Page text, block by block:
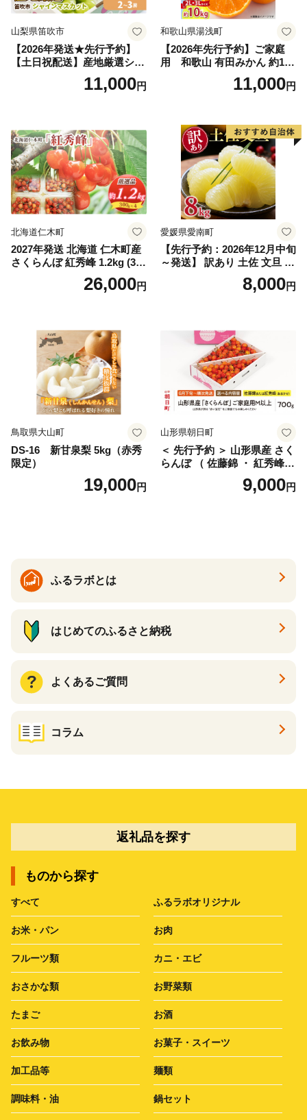
山梨県笛吹市
【2026年発送★先行予約】
【土日祝配送】産地厳選シャ
インマスカット1.2kg～1.3kg
（2房～3房）※沖縄・離島配
笛吹市 山梨県 フルーツ 果物
ぶどう 葡萄 大粒 シャインマ
スカット おすすめ シャイン
マスカット 贈答 ギフト 産地
笛吹市 シャインマスカット
笛吹 葡萄 国産 ぶどう 人気
国産 1.2kg 先行｜
11,000円
和歌山県湯浅町
【2026年先行予約】ご家庭
用 和歌山 有田みかん 約10k
g (2L、3Lサイズ)【湯浅町】
11,000円
北海道仁木町
2027年発送 北海道 仁木町産
さくらんぼ 紅秀峰 1.2kg (300
g×4パック) Lサイズ以上 旬
桜桃 産地直送 サクランボ チ
26,000円
愛媛県愛南町
【先行予約：2026年12月中旬
～発送】 訳あり 土佐 文旦 8k
g (Mサイズ以上サイズミック
ス) 8000円 わけあり ぶんた
産 農家直送 期間限定 特産品
サイズミックス くらもとフ
ァーム 愛南町 愛媛県
8,000円
鳥取県大山町
DS-16 新甘泉梨 5kg（赤秀
限定）
19,000円
山形県朝日町
＜ 先行予約 ＞ 山形県産 さく
らんぼ （ 佐藤錦 ・ 紅秀峰
） ご家庭用 M以上 700g 【20
26年6月下旬から7月上旬発
9,000円
ふるラボとは
はじめてのふるさと納税
よくあるご質問
コラム
返礼品を探す
ものから探す
すべて ふるラボオリジナル
お米・パン お肉
フルーツ類 カニ・エビ
おさかな類 お野菜類
たまご お酒
お飲み物 お菓子・スイーツ
加工品等 麺類
調味料・油 鍋セット